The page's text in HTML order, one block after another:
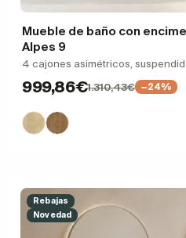
Mueble de baño con
Alpes 9
4 cajones asimétricos,
999,86€1.310,43€ −24%
Rebajas
Novedad